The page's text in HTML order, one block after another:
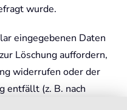
wurde.
eingegebenen Daten
Löschung auffordern,
widerrufen oder der
entfällt (z. B. nach